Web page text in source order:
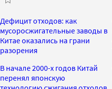
Дефицит отходов: как
мусоросжигательные заводы в
Китае оказались на грани
разорения
В начале 2000-х годов Китай
перенял японскую